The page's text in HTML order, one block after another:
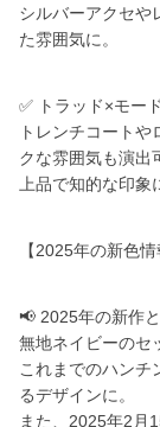
シルバーアクセや
た雰囲気に。
✅ トラッド×モー
トレンチコート
クな雰囲気も演出
上品で知的な印象
【2025年の新色情
📢 2025年の新作
無地ネイビーのセ
これまでのハンチ
るデザインに。
また、2025年2月